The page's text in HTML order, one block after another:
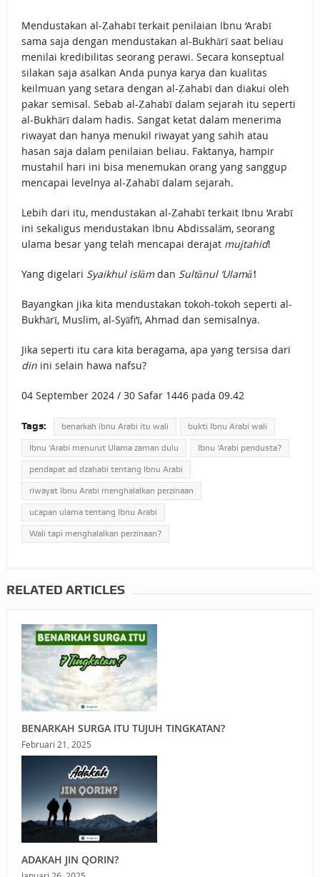
Mendustakan al-Ẓahabī terkait penilaian Ibnu ‘Arabī
sama saja dengan mendustakan al-Bukhārī saat beliau
menilai kredibilitas seorang perawi. Secara konseptual
silakan saja asalkan Anda punya karya dan kualitas
keilmuan yang setara dengan al-Ẓahabī dan diakui oleh
pakar semisal. Sebab al-Ẓahabī dalam sejarah itu seperti
al-Bukhārī dalam hadis. Sangat ketat dalam menerima
riwayat dan hanya menukil riwayat yang sahih atau
hasan saja dalam penilaian beliau. Faktanya, hampir
mustahil hari ini bisa menemukan orang yang sanggup
mencapai levelnya al-Ẓahabī dalam sejarah.
Lebih dari itu, mendustakan al-Ẓahabī terkait Ibnu ‘Arabī
ini sekaligus mendustakan Ibnu Abdissalām, seorang
ulama besar yang telah mencapai derajat mujtahid!
Yang digelari Syaikhul islāmdan Sultānul ‘Ulamā’!
Bayangkan jika kita mendustakan tokoh-tokoh seperti al-
Bukhārī, Muslim, al-Syāfi‘ī, Ahmad dan semisalnya.
Jika seperti itu cara kita beragama, apa yang tersisa dari
dinini selain hawa nafsu?
04 September 2024 / 30 Safar 1446 pada 09.42
Tags: benarkah ibnu Arabi itu wali bukti Ibnu Arabi wali
Ibnu ‘Arabi menurut Ulama zaman dulu Ibnu ‘Arabi pendusta?
pendapat ad dzahabi tentang Ibnu Arabi
riwayat Ibnu Arabi menghalalkan perzinaan
ucapan ulama tentang Ibnu Arabi
Wali tapi menghalalkan perzinaan?
RELATED ARTICLES
BENARKAH SURGA ITU TUJUH TINGKATAN?
Februari 21, 2025
ADAKAH JIN QORIN?